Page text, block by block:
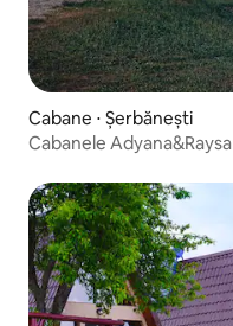
Cabane ⋅ Șerbănești
Cabanele Adyana&Raysa